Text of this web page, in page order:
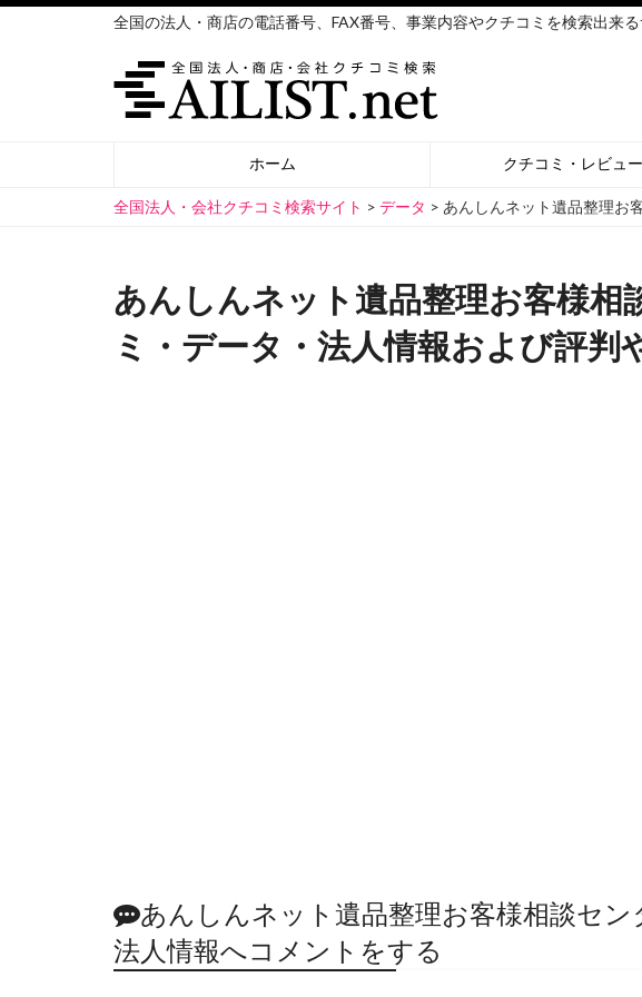
全国の法人・商店の電話番号、FAX番号、事業内容やクチコミを検索出来る
ホーム クチコミ・レビュ
全国法人・会社クチコミ検索サイト > データ > あんしんネット遺品整理お
あんしんネット遺品整理お客様
ミ・データ・法人情報および評判
あんしんネット遺品整理お客様相談セ
法人情報へコメントをする